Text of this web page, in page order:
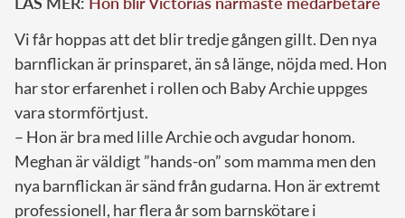
Vi får hoppas att det blir tredje gången gillt. Den nya
barnflickan är prinsparet, än så länge, nöjda med. Hon
har stor erfarenhet i rollen och Baby Archie uppges
vara stormförtjust.
– Hon är bra med lille Archie och avgudar honom.
Meghan är väldigt ”hands-on” som mamma men den
nya barnflickan är sänd från gudarna. Hon är extremt
professionell, har flera år som barnskötare i